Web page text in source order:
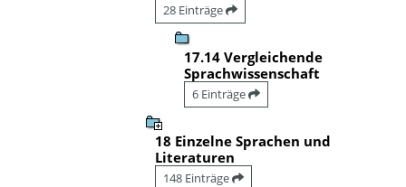
28 Einträge
17.14 Vergleichende
Sprachwissenschaft
6 Einträge
18 Einzelne Sprachen und
Literaturen
148 Einträge